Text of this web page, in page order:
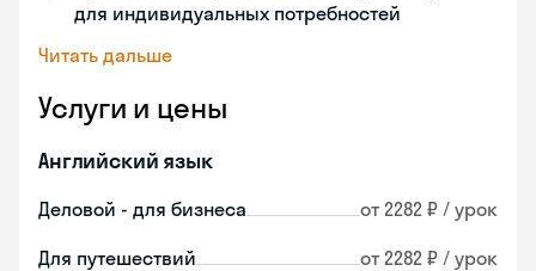
для индивидуальных потребностей
Читать дальше
Услуги и цены
Английский язык
Деловой - для бизнеса от 2282 ₽ / урок
Для путешествий от 2282 ₽ / урок